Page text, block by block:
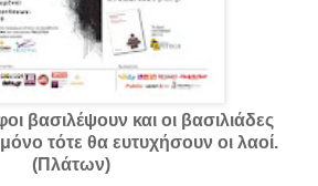
βασιλέψουν και οι βασιλιάδες
τότε θα ευτυχήσουν οι λαοί.
(Πλάτων)